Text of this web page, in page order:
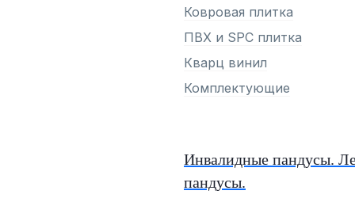
Ковровая плитка
ПВХ и SPC плитка
Кварц винил
Комплектующие
Инвалидные пандусы.
пандусы.